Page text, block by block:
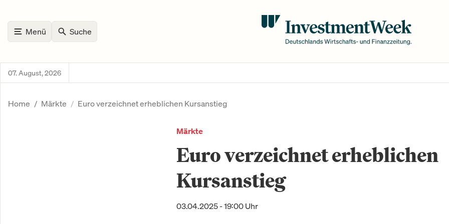
Menü Suche
07. August, 2026
Home Märkte Euro verzeichnet erheblichen Kursanstieg
Märkte
Euro verzeichnet erheblichen
Kursanstieg
03.04.2025 - 19:00 Uhr